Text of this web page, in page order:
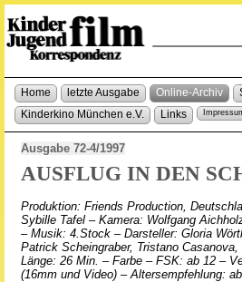
Home letzte Ausgabe Online-Archiv
Kinderkino München e.V.
Links
Ausgabe 72-4/1997
AUSFLUG IN DEN
Produktion: Friends Production,
Sybille Tafel – Kamera: Wolfgang
– Musik: 4.Stock – Darsteller: Gloria
Patrick Scheingraber, Tristano
Länge: 26 Min. – Farbe – FSK: ab 12 –
(16mm und Video) – Altersempfehlung: